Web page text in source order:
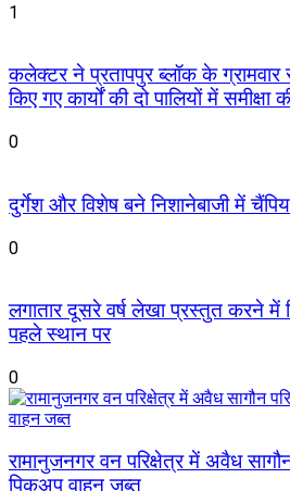
1
कलेक्टर ने प्रतापपुर ब्लॉक के ग्रामवार
किए गए कार्यों की दो पालियों में समीक्षा
0
दुर्गेश और विशेष बने निशानेबाजी में
0
लगातार दूसरे वर्ष लेखा प्रस्तुत करने में
पहले स्थान पर
0
रामानुजनगर वन परिक्षेत्र में अवैध
पिकअप वाहन जब्त